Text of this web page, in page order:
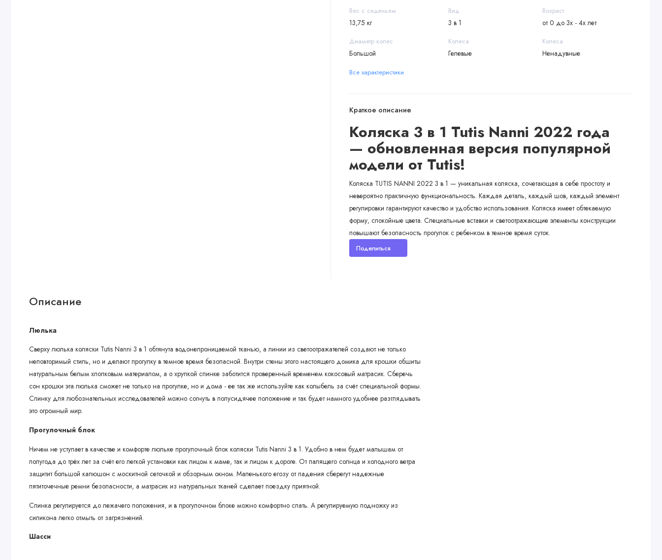
Вес с сиденьем
13,75 кг
Вид
3 в 1
Возраст
от 0 до 3х - 4х лет
Диаметр колес
Большой
Колеса
Гелевые
Колеса
Ненадувные
Все характеристики
Краткое описание
Коляска 3 в 1 Tutis Nanni 2022 года
— обновленная версия популярной
модели от Tutis!
Коляска TUTIS NANNI 2022 3 в 1 — уникальная коляска, сочетающая в себе простоту и
невероятно практичную функциональность. Каждая деталь, каждый шов, каждый элемент
регулировки гарантируют качество и удобство использования. Коляска имеет обтекаемую
форму, спокойные цвета. Специальные вставки и светоотражающие элементы конструкции
повышают безопасность прогулок с ребенком в темное время суток.
Поделиться
Описание
Люлька
Сверху люлька коляски Tutis Nanni 3 в 1 обтянута водонепроницаемой тканью, а линии из светоотражателей создают не только
неповторимый стиль, но и делают прогулку в темное время безопасной. Внутри стены этого настоящего домика для крошки обшиты
натуральным белым хлопковым материалом, а о хрупкой спинке заботится проверенный временем кокосовый матрасик. Сберечь
сон крошки эта люлька сможет не только на прогулке, но и дома - ее так же используйте как колыбель за счёт специальной формы.
Спинку для любознательных исследователей можно согнуть в полусидячее положение и так будет намного удобнее разглядывать
это огромный мир.
Прогулочный блок
Ничем не уступает в качестве и комфорте люльке прогулочный блок коляски Tutis Nanni 3 в 1. Удобно в нем будет малышам от
полугода до трёх лет за счёт его легкой установки как лицом к маме, так и лицом к дороге. От палящего солнца и холодного ветра
защитит большой капюшон с москитной сеточкой и обзорным окном. Маленького егозу от падения сберегут надежные
пятиточечные ремни безопасности, а матрасик из натуральных тканей сделает поездку приятной.
Спинка регулируется до лежачего положения, и в прогулочном блоке можно комфортно спать. А регулируемую подножку из
силикона легко отмыть от загрязнений.
Шасси